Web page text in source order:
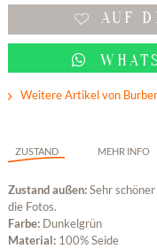
AUF
Weitere Artikel von
ZUSTAND MEHR INFO
Zustand außen:Sehr
die Fotos.
Farbe: Dunkelgrün
Material: 100% Seide